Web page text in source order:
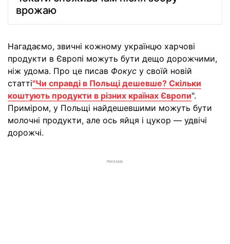
врожаю
Нагадаємо, звичні кожному українцю харчові
продукти в Європі можуть бути дещо дорожчими,
ніж удома. Про це писав Фокус у своїй новій
статті"Чи справді в Польщі дешевше? Скільки
коштують продукти в різних країнах Європи".
Приміром, у Польщі найдешевшими можуть бути
молочні продукти, але ось яйця і цукор — удвічі
дорожчі.
РЕКЛАМА